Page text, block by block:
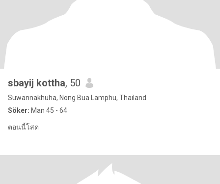
sbayij kottha, 50
Suwannakhuha, Nong Bua Lamphu, Thailand
Söker: Man 45 - 64
ตอนนี้โสด